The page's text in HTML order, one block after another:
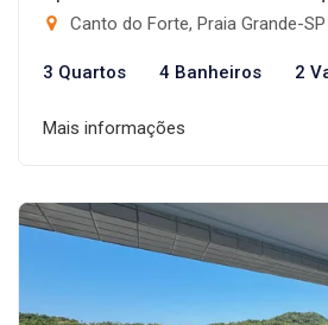
Canto do Forte, Praia Grande-SP
3 Quartos 4 Banheiros 2
Mais informações